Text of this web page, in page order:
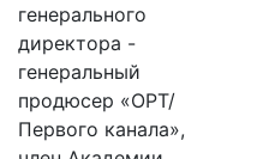
генерального
директора -
генеральный
продюсер «ОРТ/
Первого канала»,